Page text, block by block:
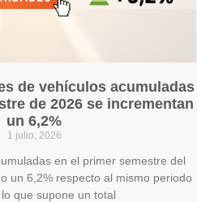
de vehículos acumuladas
de 2026 se incrementan
un 6,2%
1 julio, 2026
en el primer semestre del
un 6,2% respecto al mismo periodo
que supone un total